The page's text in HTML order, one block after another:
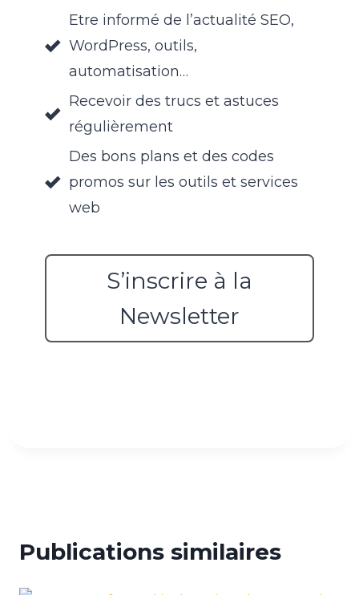
Etre informé de l’actualité SEO,
WordPress, outils,
automatisation…
Recevoir des trucs et astuces
régulièrement
Des bons plans et des codes
promos sur les outils et services
web
S’inscrire à la
Newsletter
Publications similaires